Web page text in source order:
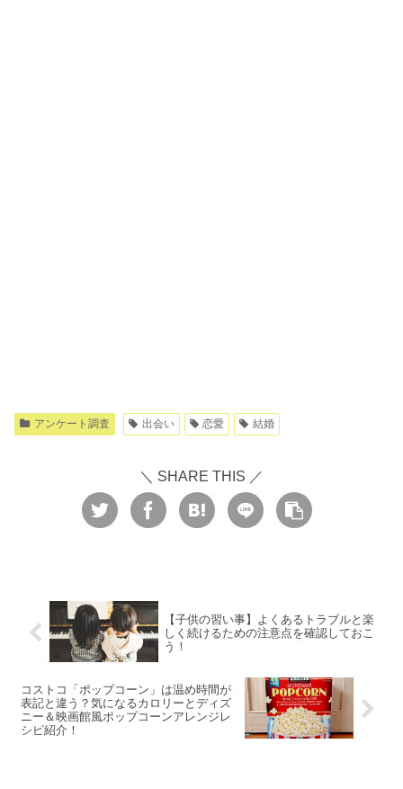
アンケート調査 出会い 恋愛 結婚
＼ SHARE THIS ／
【子供の習い事】よくあるトラブルと楽
しく続けるための注意点を確認しておこ
う！
コストコ「ポップコーン」は温め時間が
表記と違う？気になるカロリーとディズ
ニー＆映画館風ポップコーンアレンジレ
シピ紹介！